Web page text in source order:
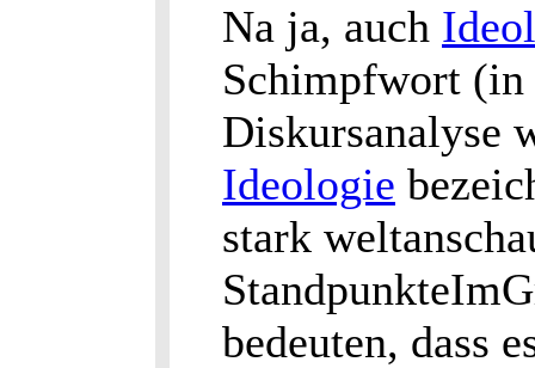
Na ja, auch
Schimpfwort (in
Diskursanalyse
Ideologie
stark
bedeuten, dass